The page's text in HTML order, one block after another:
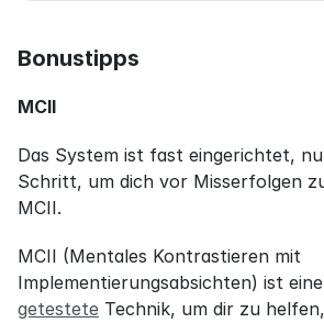
Bonustipps
MCII
Das System ist fast eingerichtet,
Schritt, um dich vor Misserfolgen
MCII.
MCII (Mentales Kontrastieren mit
Implementierungsabsichten) ist eine
getestete Technik, um dir zu